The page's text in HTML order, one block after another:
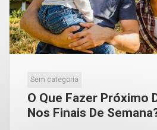
Sem categoria
O Que Fazer Próximo
Nos Finais De